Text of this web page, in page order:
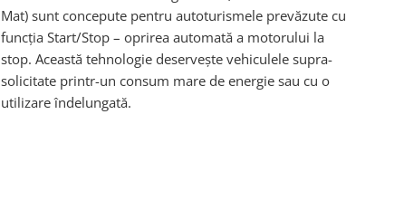
Mat) sunt concepute pentru autoturismele prevăzute cu
funcţia Start/Stop – oprirea automată a motorului la
stop. Această tehnologie deserveşte vehiculele supra-
solicitate printr-un consum mare de energie sau cu o
utilizare îndelungată.